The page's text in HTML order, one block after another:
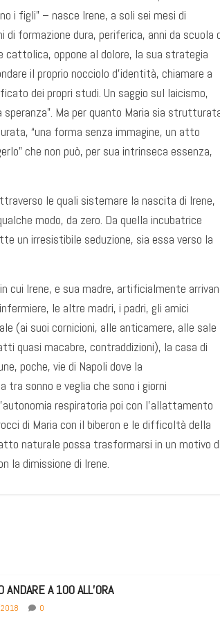
i figli” – nasce Irene, a soli sei mesi di
formazione dura, periferica, anni da scuola
oppone al dolore, la sua strategia
il proprio nocciolo d’identità, chiamare a
dei propri studi. Un saggio sul laicismo,
Ma per quanto Maria sia
“una forma senza immagine, un atto
che non può, per sua intrinseca essenza,
le quali sistemare la nascita di Irene,
modo, da zero. Da quella incubatrice
un irresistibile seduzione, sia essa verso la
cui Irene, e sua madre, artificialmente
le altre madri, i padri, gli amici
(ai suoi cornicioni, alle anticamere, alle sale
quasi macabre, contraddizioni), la casa di
poche, vie di Napoli dove la
sonno e veglia che sono i giorni
respiratoria poi con l’allattamento
di Maria con il biberon e le difficoltà della
naturale possa trasformarsi in un motivo di
la dimissione di Irene.
ANDARE A 100 ALL’ORA
0